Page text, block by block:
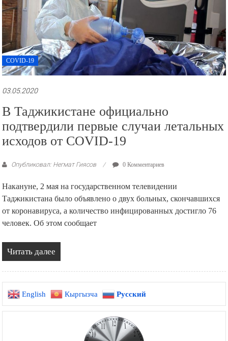
COVID-19
03.05.2020
В Таджикистане официально
подтвердили первые случаи летальных
исходов от COVID-19
Опубликовал: Негмат Гиясов 0 Комментариев
Накануне, 2 мая на государственном телевидении
Таджикистана было объявлено о двух больных, скончавшихся
от коронавируса, а количество инфицированных достигло 76
человек. Об этом сообщает
Читать далее
English Кыргызча Русский